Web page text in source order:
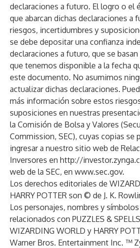
declaraciones a futuro. El logro o el
que abarcan dichas declaraciones a
riesgos, incertidumbres y
se debe depositar una confianza
declaraciones a futuro, que se
que tenemos disponible a la fecha
este documento. No asumimos
actualizar dichas declaraciones.
más información sobre estos
suposiciones en nuestras
la Comisión de Bolsa y Valores
Commission, SEC), cuyas copias se
ingresar a nuestro sitio web de
Inversores en http://
web de la SEC, en www.sec.gov.
Los derechos editoriales de
HARRY POTTER son © de J. K.
Los personajes, nombres y
relacionados con PUZZLES &
WIZARDING WORLD y HARRY
Warner Bros. Entertainment Inc. ™